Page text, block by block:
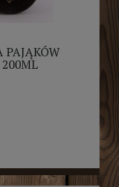
PAJĄKÓW